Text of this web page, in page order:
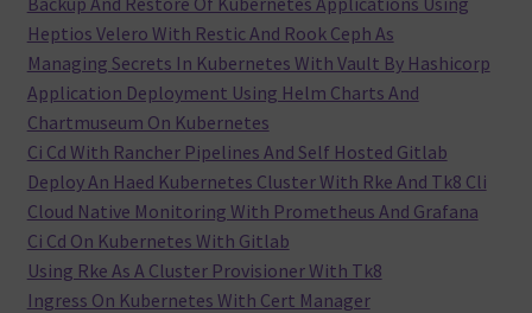
Heptios Velero With Restic And Rook Ceph As
Managing Secrets In Kubernetes With Vault By Hashicorp
Application Deployment Using Helm Charts And
Chartmuseum On Kubernetes
Ci Cd With Rancher Pipelines And Self Hosted Gitlab
Deploy An Haed Kubernetes Cluster With Rke And Tk8 Cli
Cloud Native Monitoring With Prometheus And Grafana
Ci Cd On Kubernetes With Gitlab
Using Rke As A Cluster Provisioner With Tk8
Ingress On Kubernetes With Cert Manager